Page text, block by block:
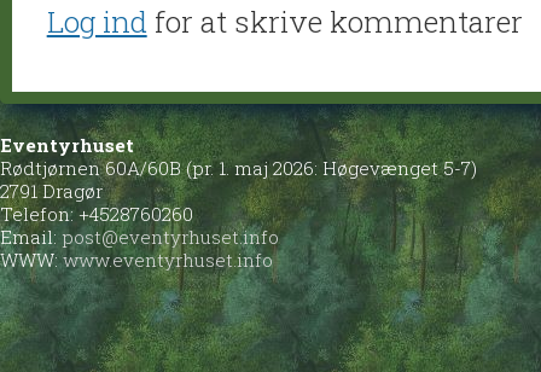
Log ind for at skrive kommentarer
Eventyrhuset
Rødtjørnen 60A/60B (pr. 1. maj 2026: Høgevænget 5-7)
2791 Dragør
Telefon: +4528760260
Email: post@eventyrhuset.info
WWW:www.eventyrhuset.info